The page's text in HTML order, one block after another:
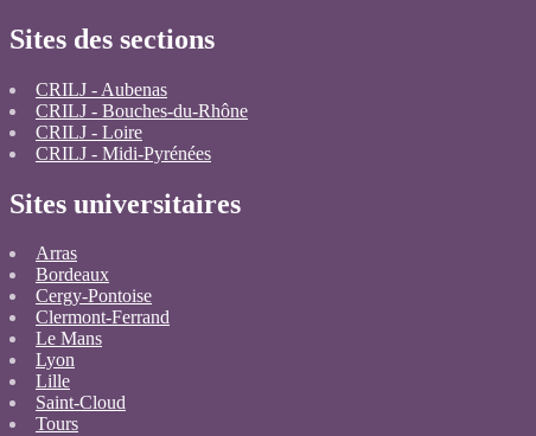
Sites des sections
CRILJ - Aubenas
CRILJ - Bouches-du-Rhône
CRILJ - Loire
CRILJ - Midi-Pyrénées
Sites universitaires
Arras
Bordeaux
Cergy-Pontoise
Clermont-Ferrand
Le Mans
Lyon
Lille
Saint-Cloud
Tours